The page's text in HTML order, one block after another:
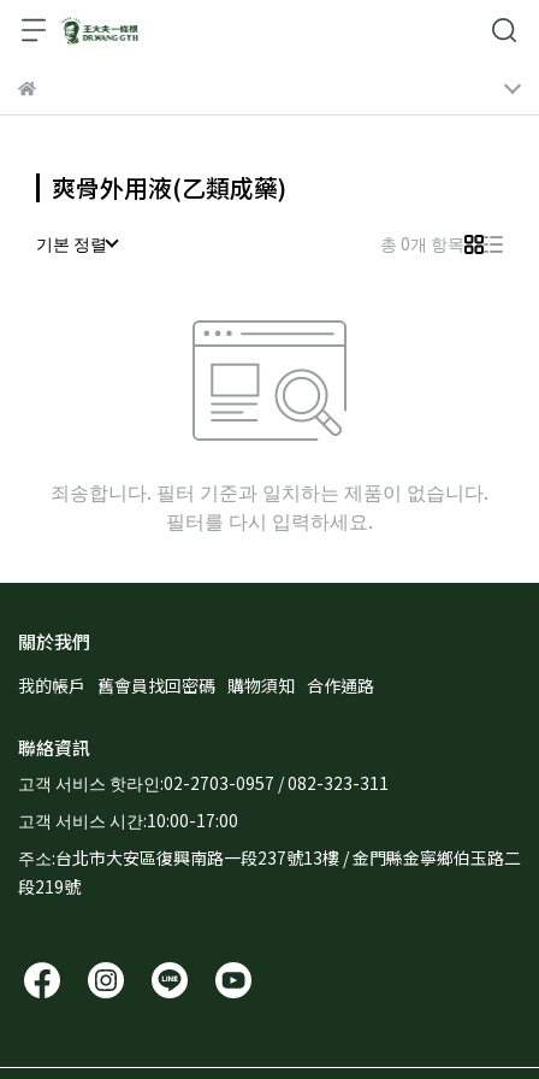
爽骨外用液(乙類成藥)
기본 정렬 총 0개 항목
죄송합니다. 필터 기준과 일치하는 제품이 없습니다.
필터를 다시 입력하세요.
關於我們
我的帳戶 舊會員找回密碼 購物須知 合作通路
聯絡資訊
고객 서비스 핫라인:02-2703-0957 / 082-323-311
고객 서비스 시간:10:00-17:00
주소:台北市大安區復興南路一段237號13樓 / 金門縣金寧鄉伯玉路二
段219號